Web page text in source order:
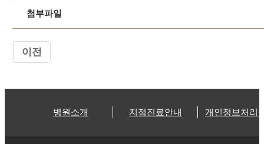
첨부파일
이전
병원소개 지점진료안내 개인정보처리